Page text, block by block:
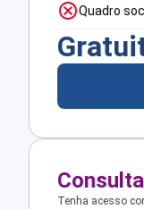
Quadro
Tenha acesso